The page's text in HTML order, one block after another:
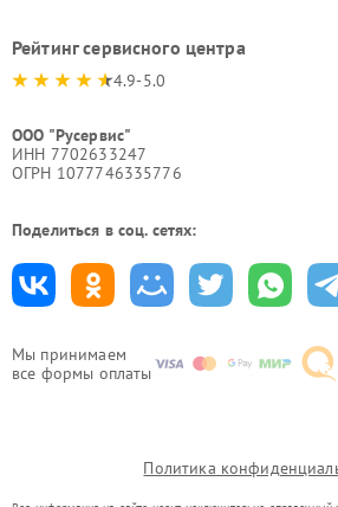
Мы принимаем
все формы оплаты
Рейтинг сервисного центра
4.9-5.0
ООО "Русервис"
ИНН 7702633247
ОГРН 1077746335776
Поделиться в соц. сетях:
Политика